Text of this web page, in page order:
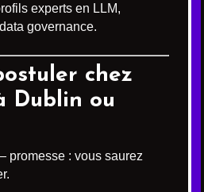
experts en LLM,
governance.
chez
Dublin ou
promesse : vous saurez